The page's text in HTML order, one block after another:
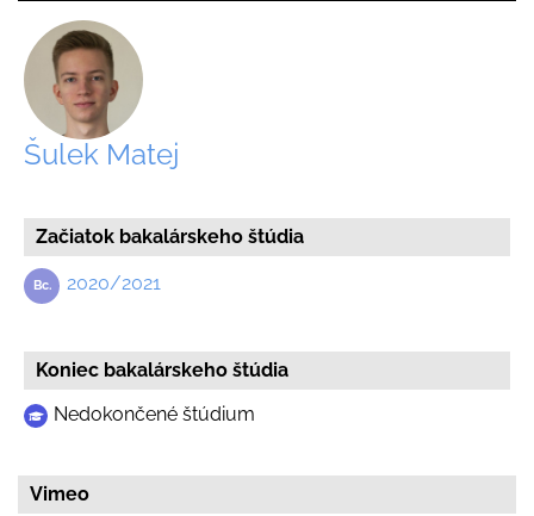
Šulek Matej
Začiatok bakalárskeho štúdia
2020/2021
Koniec bakalárskeho štúdia
Nedokončené štúdium
Vimeo